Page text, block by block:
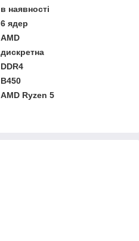
в наявності
6 ядер
AMD
дискретна
DDR4
B450
AMD Ryzen 5